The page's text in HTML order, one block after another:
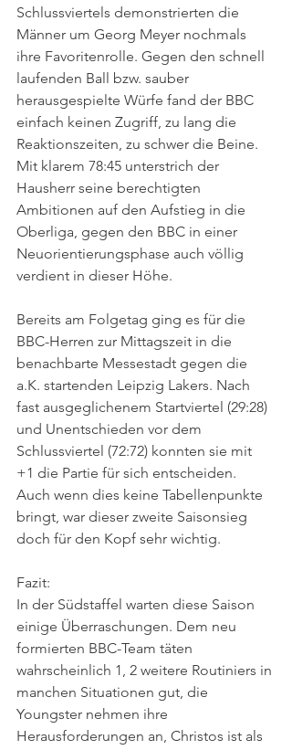
Schlussviertels demonstrierten die
Männer um Georg Meyer nochmals
ihre Favoritenrolle. Gegen den schnell
laufenden Ball bzw. sauber
herausgespielte Würfe fand der BBC
einfach keinen Zugriff, zu lang die
Reaktionszeiten, zu schwer die Beine.
Mit klarem 78:45 unterstrich der
Hausherr seine berechtigten
Ambitionen auf den Aufstieg in die
Oberliga, gegen den BBC in einer
Neuorientierungsphase auch völlig
verdient in dieser Höhe.
Bereits am Folgetag ging es für die
BBC-Herren zur Mittagszeit in die
benachbarte Messestadt gegen die
a.K. startenden Leipzig Lakers. Nach
fast ausgeglichenem Startviertel (29:28)
und Unentschieden vor dem
Schlussviertel (72:72) konnten sie mit
+1 die Partie für sich entscheiden.
Auch wenn dies keine Tabellenpunkte
bringt, war dieser zweite Saisonsieg
doch für den Kopf sehr wichtig.
Fazit:
In der Südstaffel warten diese Saison
einige Überraschungen. Dem neu
formierten BBC-Team täten
wahrscheinlich 1, 2 weitere Routiniers in
manchen Situationen gut, die
Youngster nehmen ihre
Herausforderungen an, Christos ist als